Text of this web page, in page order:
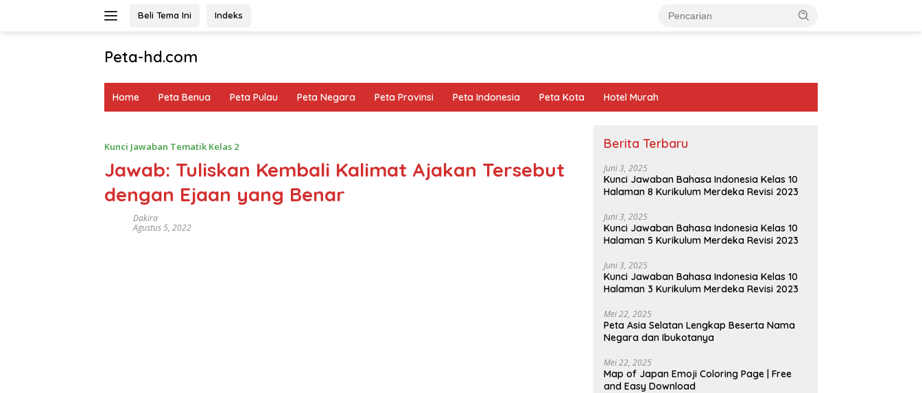
Beli Tema Ini Indeks
Peta-hd.com
Gambar
Home Peta Benua Peta Pulau Peta Negara Peta Provinsi Peta Indonesia Peta Kota Hotel Murah
Kunci Jawaban Tematik Kelas 2
Jawab: Tuliskan Kembali Kalimat Ajakan Tersebut
dengan Ejaan yang Benar
Dakira
Agustus 5, 2022
Berita Terbaru
Juni 3, 2025
Kunci Jawaban Bahasa Indonesia Kelas 10
Halaman 8 Kurikulum Merdeka Revisi 2023
Juni 3, 2025
Kunci Jawaban Bahasa Indonesia Kelas 10
Halaman 5 Kurikulum Merdeka Revisi 2023
Juni 3, 2025
Kunci Jawaban Bahasa Indonesia Kelas 10
Halaman 3 Kurikulum Merdeka Revisi 2023
Mei 22, 2025
Peta Asia Selatan Lengkap Beserta Nama
Negara dan Ibukotanya
Mei 22, 2025
Map of Japan Emoji Coloring Page | Free
and Easy Download